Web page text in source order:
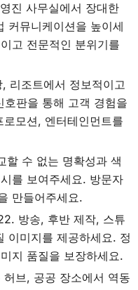
진 사무실에서 장대한
커뮤니케이션을 높이세
고 전문적인 분위기를
리조트에서 정보적이고
판을 통해 고객 경험을
모션, 엔터테인먼트를
할 수 없는 명확성과 색
를 보여주세요. 방문자
만들어주세요.
방송, 후반 제작, 스튜
이미지를 제공하세요. 정
지 품질을 보장하세요.
브, 공공 장소에서 역동